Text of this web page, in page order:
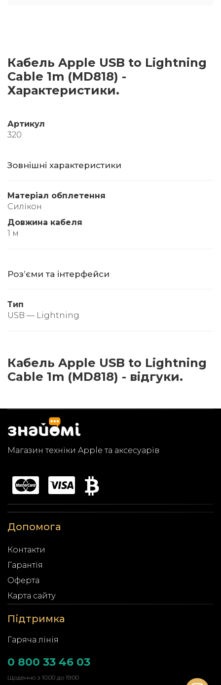
Кабель Apple USB to Lightning
Cable 1m (MD818) -
Характеристики.
Артикул
320
Зовнішні характеристики
Матеріал обплетення
Силікон
Довжина кабеля
1 м
Розʼєми та інтерфейси
Тип
USB — Lightning
Кабель Apple USB to Lightning
Cable 1m (MD818) - відгуки.
Магазин техніки Apple та аксесуарів
Допомога
Контакти
Гарантія
Оферта
Карта сайту
Підтримка
Гаряча лінія
0 800 33 46 03
Щоденно з 10:00 до 19:00